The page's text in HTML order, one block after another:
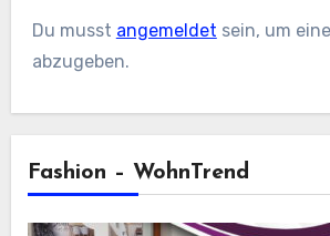
Du musst angemeldet sein, um
abzugeben.
Fashion – WohnTrend